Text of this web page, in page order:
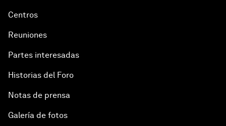
Centros
Reuniones
Partes interesadas
Historias del Foro
Notas de prensa
Galería de fotos